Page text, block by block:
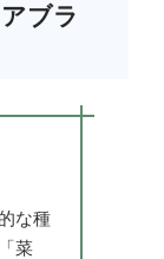
ブラ
な種
菜